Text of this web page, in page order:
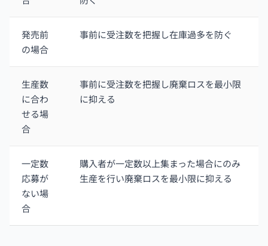
発売前
の場合
事前に受注数を把握し在庫過多を防ぐ
生産数
に合わ
せる場
合
事前に受注数を把握し廃棄ロスを最小限
に抑える
一定数
応募が
ない場
合
購入者が一定数以上集まった場合にのみ
生産を行い廃棄ロスを最小限に抑える